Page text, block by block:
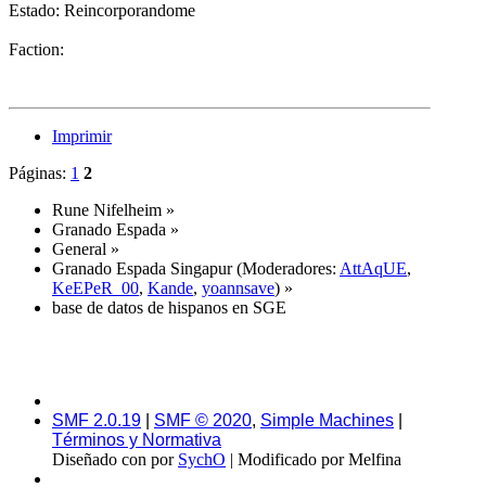
Estado: Reincorporandome
Faction:
Imprimir
Páginas: 1 2
Rune Nifelheim »
Granado Espada »
General »
Granado Espada Singapur(Moderadores: AttAqUE,
KeEPeR_00, Kande, yoannsave) »
base de datos de hispanos en SGE
SMF 2.0.19 SMF © 2020, Simple Machines
Términos y Normativa
Diseñado con por SychO | Modificado por Melfina